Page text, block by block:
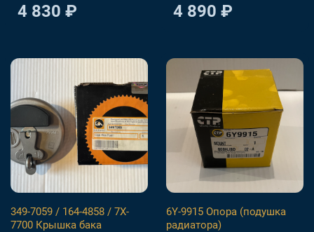
4 830 ₽ 4 890 ₽
349-7059 / 164-4858 / 7X-
7700 Крышка бака
6Y-9915 Опора (подушка
радиатора)